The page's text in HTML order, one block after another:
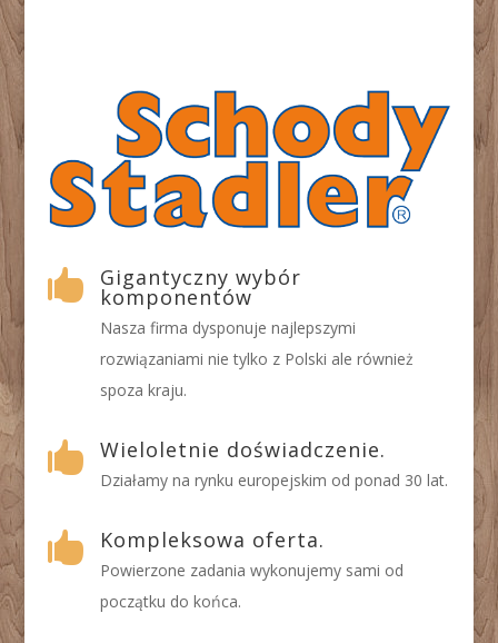
 Gigantyczny wybór
komponentów
Nasza firma dysponuje najlepszymi
rozwiązaniami nie tylko z Polski ale również
spoza kraju.
 Wieloletnie doświadczenie.
Działamy na rynku europejskim od ponad 30 lat.
 Kompleksowa oferta.
Powierzone zadania wykonujemy sami od
początku do końca.